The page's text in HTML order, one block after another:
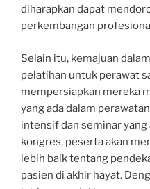
diharapkan dapat
perkembangan
Selain itu, kemajuan
pelatihan untuk perawat
mempersiapkan mereka
yang ada dalam
intensif dan seminar yang
kongres, peserta akan
lebih baik tentang
pasien di akhir hayat.